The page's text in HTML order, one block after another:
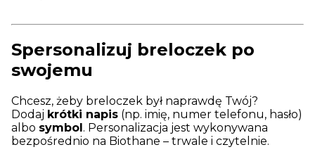
Spersonalizuj breloczek po
swojemu
Chcesz, żeby breloczek był naprawdę Twój?
Dodaj krótki napis (np. imię, numer telefonu, hasło)
albo symbol. Personalizacja jest wykonywana
bezpośrednio na Biothane – trwale i czytelnie.